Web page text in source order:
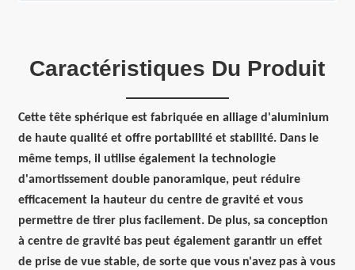
Caractéristiques Du Produit
Cette tête sphérique est fabriquée en alliage d'aluminium
de haute qualité et offre portabilité et stabilité. Dans le
même temps, il utilise également la technologie
d'amortissement double panoramique, peut réduire
efficacement la hauteur du centre de gravité et vous
permettre de tirer plus facilement. De plus, sa conception
à centre de gravité bas peut également garantir un effet
de prise de vue stable, de sorte que vous n'avez pas à vous